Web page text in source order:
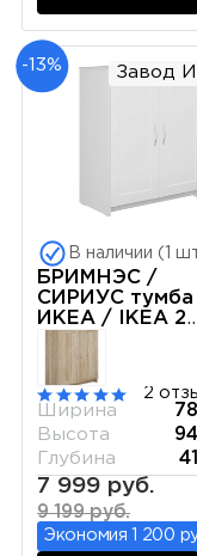
-13% Завод
В наличии (1
БРИМНЭС /
СИРИУС тумба
ИКЕА / IKEA 2
двери 78х95
2
Ширина
Высота
Глубина
7 999 руб.
9 199 руб.
Экономия 1 200